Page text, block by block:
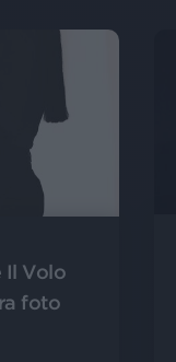
Il Volo
foto